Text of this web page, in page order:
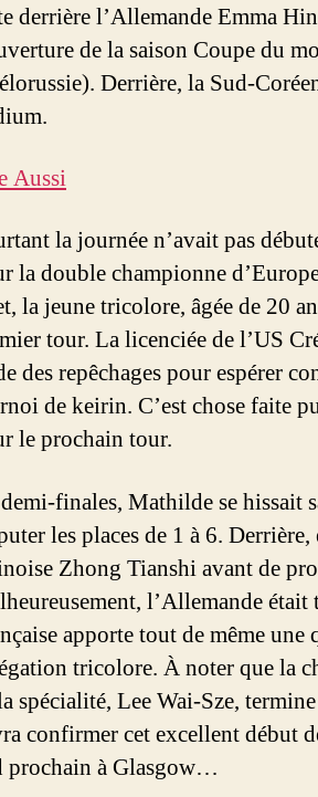
derrière l’Allemande Emma
de la saison Coupe du
Derrière, la Sud-
Aussi
la journée n’avait pas
la double championne
la jeune tricolore, âgée de 20
tour. La licenciée de l’US
des repêchages pour espérer
de keirin. C’est chose faite
le prochain tour.
finales, Mathilde se hissait
les places de 1 à 6.
Zhong Tianshi avant de
l’Allemande
apporte tout de même une
tricolore. À noter que la
spécialité, Lee Wai-Sze,
confirmer cet excellent début
prochain à Glasgow…